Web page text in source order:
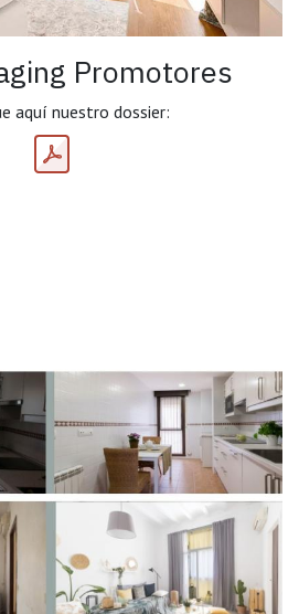
Promotores
aquí nuestro dossier: